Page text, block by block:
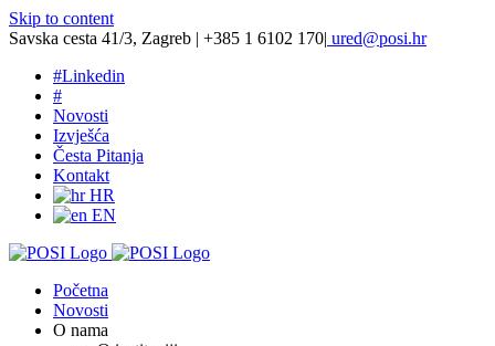
Skip to content
Savska cesta 41/3, Zagreb | +385 1 6102 170| ured@posi.hr
#Linkedin
#
Novosti
Izvješća
Česta Pitanja
Kontakt
HR
EN
Početna
Novosti
O nama